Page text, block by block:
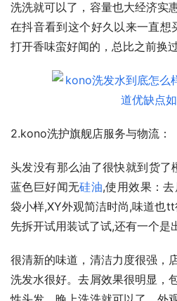
洗洗就可以了，容量也大经济实
在抖音看到这个好久以来一直想
打开香味蛮好闻的，总比之前换
2.kono洗护旗舰店服务与物流：
头发没有那么油了很快就到货了
蓝色巨好闻无硅油,使用效果：
袋小样,XY外观简洁时尚,味道也
先拆开试用装试了试,还有一个是
很清新的味道，清洁力度很强，
洗发水很好。去屑效果很明显，